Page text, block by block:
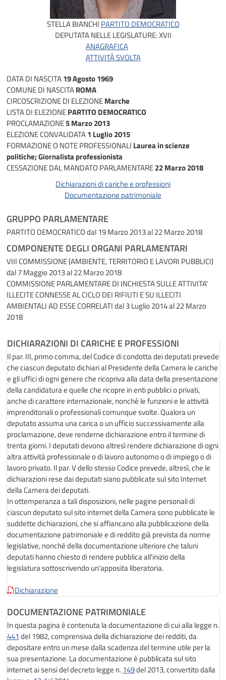
STELLA BIANCHI PARTITO DEMOCRATICO
DEPUTATA NELLE LEGISLATURE:XVII
ANAGRAFICA
ATTIVITÀ SVOLTA
DATA DI NASCITA19 Agosto 1969
COMUNE DI NASCITAROMA
CIRCOSCRIZIONE DI ELEZIONEMarche
LISTA DI ELEZIONEPARTITO DEMOCRATICO
PROCLAMAZIONE5 Marzo 2013
ELEZIONE CONVALIDATA1 Luglio 2015
FORMAZIONE O NOTE PROFESSIONALI Laurea in scienze
politiche; Giornalista professionista
CESSAZIONE DAL MANDATO PARLAMENTARE22 Marzo 2018
Dichiarazioni di cariche e professioni
Documentazione patrimoniale
GRUPPO PARLAMENTARE
PARTITO DEMOCRATICOdal 19 Marzo 2013 al 22 Marzo 2018
COMPONENTE DEGLI ORGANI PARLAMENTARI
VIII COMMISSIONE (AMBIENTE, TERRITORIO E LAVORI PUBBLICI)
dal 7 Maggio 2013 al 22 Marzo 2018
COMMISSIONE PARLAMENTARE DI INCHIESTA SULLE ATTIVITA'
ILLECITE CONNESSE AL CICLO DEI RIFIUTI E SU ILLECITI
AMBIENTALI AD ESSE CORRELATIdal 3 Luglio 2014 al 22 Marzo
2018
DICHIARAZIONI DI CARICHE E PROFESSIONI
Il par. III, primo comma, del Codice di condotta dei deputati prevede
che ciascun deputato dichiari al Presidente della Camera le cariche
e gli uffici di ogni genere che ricopriva alla data della presentazione
della candidatura e quelle che ricopre in enti pubblici o privati,
anche di carattere internazionale, nonché le funzioni e le attività
imprenditoriali o professionali comunque svolte. Qualora un
deputato assuma una carica o un ufficio successivamente alla
proclamazione, deve renderne dichiarazione entro il termine di
trenta giorni. I deputati devono altresì rendere dichiarazione di ogni
altra attività professionale o di lavoro autonomo o di impiego o di
lavoro privato. Il par. V dello stesso Codice prevede, altresì, che le
dichiarazioni rese dai deputati siano pubblicate sul sito Internet
della Camera dei deputati.
In ottemperanza a tali disposizioni, nelle pagine personali di
ciascun deputato sul sito internet della Camera sono pubblicate le
suddette dichiarazioni, che si affiancano alla pubblicazione della
documentazione patrimoniale e di reddito già prevista da norme
legislative, nonché della documentazione ulteriore che taluni
deputati hanno chiesto di rendere pubblica all'inizio della
legislatura sottoscrivendo un'apposita liberatoria.
Dichiarazione
DOCUMENTAZIONE PATRIMONIALE
In questa pagina è contenuta la documentazione di cui alla legge n.
441 del 1982, comprensiva della dichiarazione dei redditi, da
depositare entro un mese dalla scadenza del termine utile per la
sua presentazione. La documentazione è pubblicata sul sito
internet ai sensi del decreto legge n.149del 2013, convertito dalla